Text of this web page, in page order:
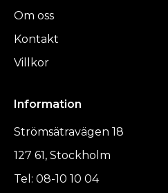
Om oss
Kontakt
Villkor
Information
Strömsätravägen 18
127 61, Stockholm
Tel: 08-10 10 04